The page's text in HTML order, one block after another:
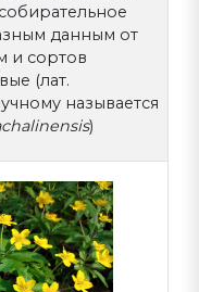
данным от
и сортов
(лат.
называется
)